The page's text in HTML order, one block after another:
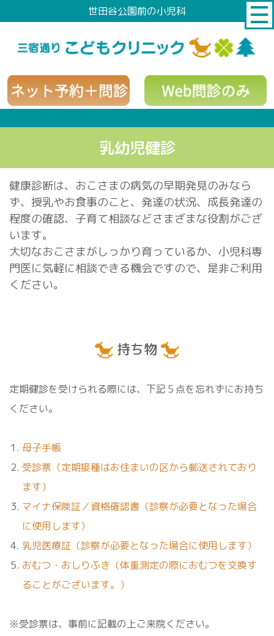
世田谷公園前の小児科
乳幼児健診
健康診断は、おこさまの病気の早期発見のみなら
ず、授乳やお食事のこと、発達の状況、成長発達の
程度の確認、子育て相談などさまざまな役割がござ
います。
大切なおこさまがしっかり育っているか、小児科専
門医に気軽に相談できる機会ですので、是非ご利用
ください。
持ち物
定期健診を受けられる際には、下記５点を忘れずにお持ち
ください。
母子手帳
受診票（定期接種はお住まいの区から郵送されており
ます）
マイナ保険証／資格確認書（診察が必要となった場合
に使用します）
乳児医療証（診察が必要となった場合に使用します）
おむつ・おしりふき（体重測定の際におむつを交換す
ることがございます。）
※受診票は、事前に記載の上ご来院ください。